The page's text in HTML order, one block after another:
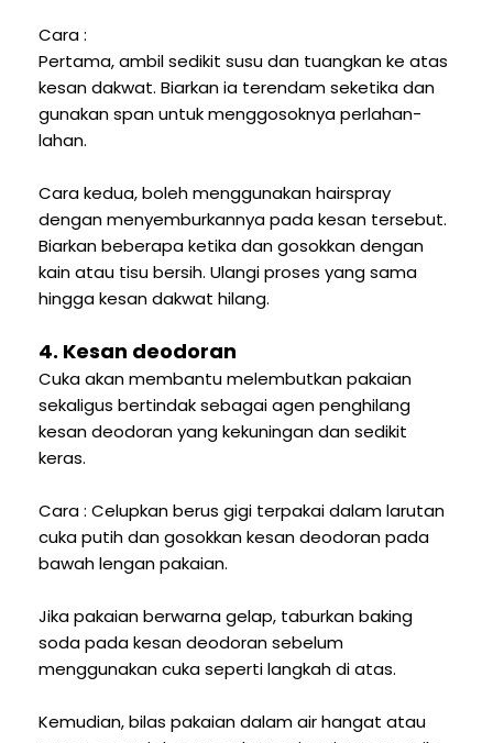
Cara :
Pertama, ambil sedikit susu dan tuangkan ke atas
kesan dakwat. Biarkan ia terendam seketika dan
gunakan span untuk menggosoknya perlahan-
lahan.
Cara kedua, boleh menggunakan hairspray
dengan menyemburkannya pada kesan tersebut.
Biarkan beberapa ketika dan gosokkan dengan
kain atau tisu bersih. Ulangi proses yang sama
hingga kesan dakwat hilang.
4. Kesan deodoran
Cuka akan membantu melembutkan pakaian
sekaligus bertindak sebagai agen penghilang
kesan deodoran yang kekuningan dan sedikit
keras.
Cara : Celupkan berus gigi terpakai dalam larutan
cuka putih dan gosokkan kesan deodoran pada
bawah lengan pakaian.
Jika pakaian berwarna gelap, taburkan baking
soda pada kesan deodoran sebelum
menggunakan cuka seperti langkah di atas.
Kemudian, bilas pakaian dalam air hangat atau